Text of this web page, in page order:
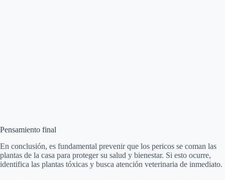
Pensamiento final
En conclusión, es fundamental prevenir que los pericos se coman las
plantas de la casa para proteger su salud y bienestar. Si esto ocurre,
identifica las plantas tóxicas y busca atención veterinaria de inmediato.